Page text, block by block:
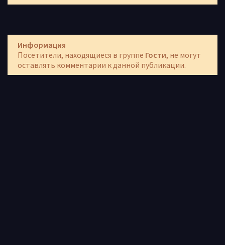
Информация
Посетители, находящиеся в группе Гости, не могут
оставлять комментарии к данной публикации.